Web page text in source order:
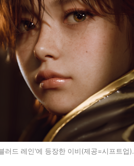
러드 레인'에 등장한 이비(제공=시프트업).